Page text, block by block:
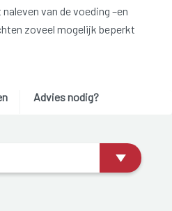
van de voeding –en
zoveel mogelijk beperkt
Advies nodig?